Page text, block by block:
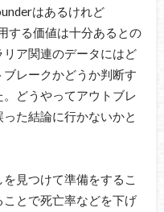
はあるけれど
する価値は十分あるとの
ア関連のデータにはど
レークかどうか判断す
どうやってアウトブレ
た結論に行かないかと
見つけて準備をするこ
とで死亡率などを下げ